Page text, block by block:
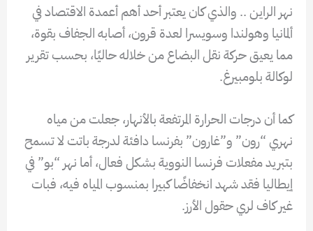
نهر الراين .. والذي كان يعتبر أحد أهم أعمدة الاقتصاد في
ألمانيا وهولندا وسويسرا لعدة قرون، أصابه الجفاف بقوة،
مما يعيق حركة نقل البضاع من خلاله حاليًا، بحسب تقرير
لوكالة بلومبيرغ.
كما أن درجات الحرارة المرتفعة بالأنهار، جعلت من مياه
نهري “رون” و”غارون” بفرنسا دافئة لدرجة باتت لا تسمح
بتبريد مفعلات فرنسا النووية بشكل فعال، أما نهر “بو” في
إيطاليا فقد شهد انخفاضًا كبيرا بمنسوب المياه فيه، فبات
غير كاف لري حقول الأرز.